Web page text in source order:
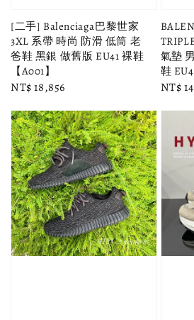
[二手] Balenciaga巴黎世家
3XL 系帶 時尚 防滑 低筒 老
爸鞋 黑銀 做舊版 EU41 裸鞋
【A001】
Regular
NT$ 18,856
氣墊
鞋
NT$